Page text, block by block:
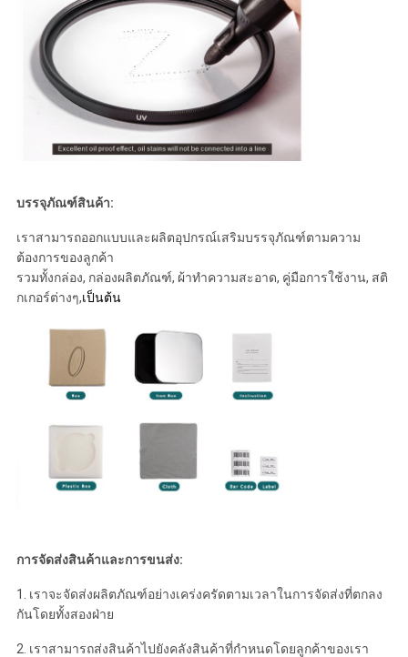
บรรจุภัณฑ์สินค้า:
เราสามารถออกแบบและผลิตอุปกรณ์เสริมบรรจุภัณฑ์ตามความ
ต้องการของลูกค้า
รวมทั้งกล่อง, กล่องผลิตภัณฑ์, ผ้าทำความสะอาด, คู่มือการใช้งาน, สติ
กเกอร์ต่างๆ,เป็นต้น
การจัดส่งสินค้าและการขนส่ง:
1. เราจะจัดส่งผลิตภัณฑ์อย่างเคร่งครัดตามเวลาในการจัดส่งที่ตกลง
กันโดยทั้งสองฝ่าย
2. เราสามารถส่งสินค้าไปยังคลังสินค้าที่กำหนดโดยลูกค้าของเรา